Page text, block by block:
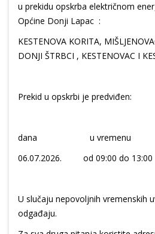
u prekidu opskrba električnom
Općine Donji Lapac :
KESTENOVA KORITA,
DONJI ŠTRBCI , KESTENOVAC I
Prekid u opskrbi je predviđen:
dana u vremenu
06.07.2026. od 09:00 do 13:00
U slučaju nepovoljnih vremenskih
odgađaju.